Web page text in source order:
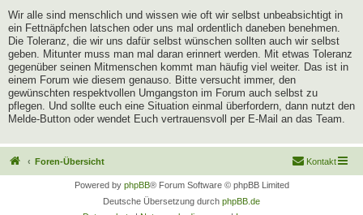
Wir alle sind menschlich und wissen wie oft wir selbst unbeabsichtigt in
ein Fettnäpfchen latschen oder uns mal ordentlich daneben benehmen.
Die Toleranz, die wir uns dafür selbst wünschen sollten auch wir selbst
geben. Mitunter muss man mal daran erinnert werden. Mit etwas Toleranz
gegenüber seinen Mitmenschen kommt man häufig viel weiter. Das ist in
einem Forum wie diesem genauso. Bitte versucht immer, den
gewünschten respektvollen Umgangston im Forum auch selbst zu
pflegen. Und sollte euch eine Situation einmal überfordern, dann nutzt den
Melde-Button oder wendet Euch vertrauensvoll per E-Mail an das Team.
Foren-Übersicht Kontakt
Powered by phpBB® Forum Software © phpBB Limited
Deutsche Übersetzung durch phpBB.de